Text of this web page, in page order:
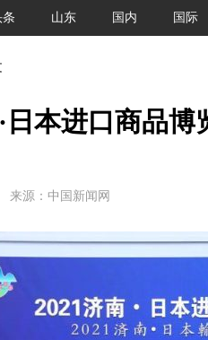
条 山东 国内 国际
日本进口商品
来源：中国新闻网